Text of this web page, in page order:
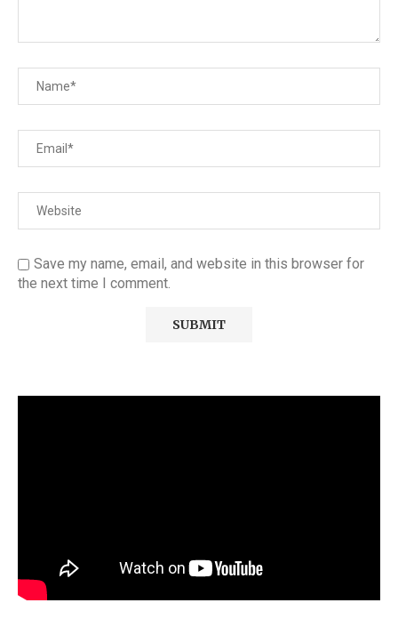
Save my name, email, and website in this browser for
the next time I comment.